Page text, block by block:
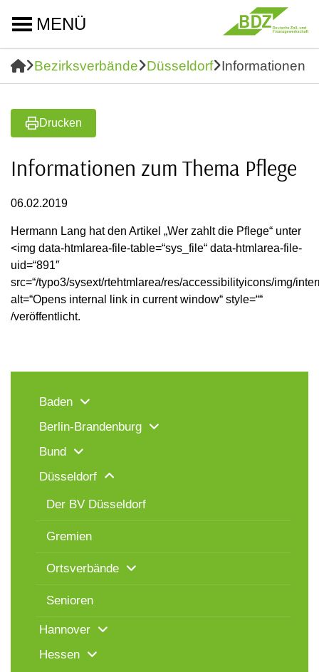
MENÜ
Bezirksverbände Düsseldorf Informationen
Drucken
Informationen zum Thema Pflege
06.02.2019
Hermann Lang hat den Artikel „Wer zahlt die Pflege“ unter
<img data-htmlarea-file-table=“sys_file“ data-htmlarea-file-
uid=“891″
src=“/typo3/sysext/rtehtmlarea/res/accessibilityicons/img/
alt=“Opens internal link in current window“ style=““
/veröffentlicht.
Baden
Berlin-Brandenburg
Bund
Düsseldorf
Der BV Düsseldorf
Gremien
Ortsverbände
Senioren
Hannover
Hessen